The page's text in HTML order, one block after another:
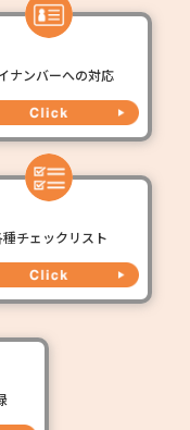
ナンバーへの対応
種チェックリスト